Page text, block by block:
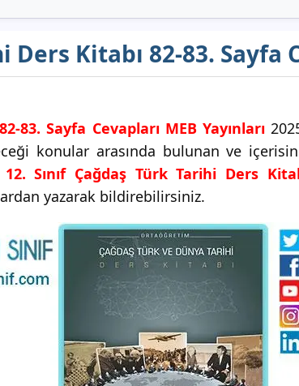
Kitabı 82-83. Sayfa
83. Sayfa Cevapları MEB Yayınları
konular arasında bulunan ve
12. Sınıf Çağdaş Türk Tarihi Ders
yazarak bildirebilirsiniz.